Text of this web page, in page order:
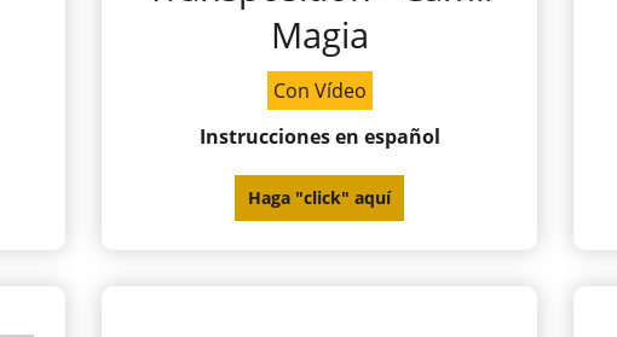
Magia
Con Vídeo
Instrucciones en español
Haga "click" aquí